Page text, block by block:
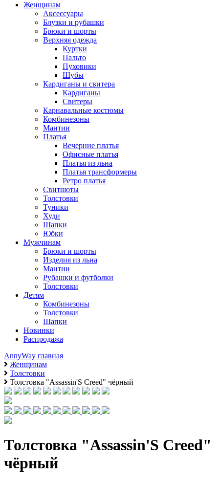
Женщинам
Аксессуары
Блузки и рубашки
Брюки и шорты
Верхняя одежда
Куртки
Пальто
Пуховики
Шубы
Кардиганы и свитера
Кардиганы
Свитеры
Карнавальные костюмы
Комбинезоны
Мантии
Платья
Вечерние платья
Офисные платья
Платья из льна
Платья трансформеры
Ретро платья
Свитшоты
Толстовки
Туники
Худи
Шапки
Юбки
Мужчинам
Брюки и шорты
Изделия из льна
Мантии
Рубашки и футболки
Толстовки
Детям
Комбинезоны
Толстовки
Шапки
Новинки
Распродажа
AnnyWay главная
Женщинам
Толстовки
Толстовка "Assassin'S Creed" чёрный
Толстовка "Assassin'S Creed"
чёрный